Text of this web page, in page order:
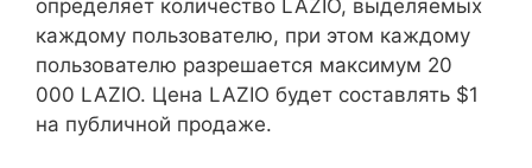
определяет количество LAZIO, выделяемых
каждому пользователю, при этом каждому
пользователю разрешается максимум 20
000 LAZIO. Цена LAZIO будет составлять $1
на публичной продаже.